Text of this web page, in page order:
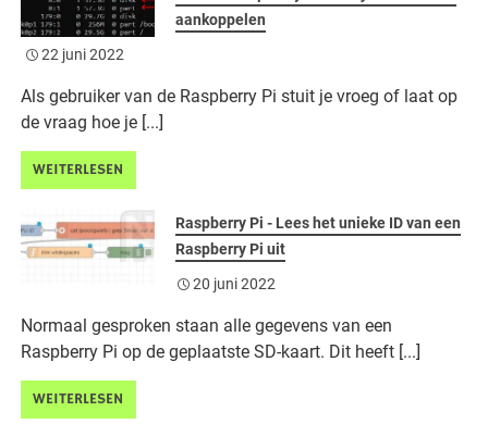
aankoppelen
22 juni 2022
Als gebruiker van de Raspberry Pi stuit je vroeg of laat op
de vraag hoe je [...]
WEITERLESEN
Raspberry Pi - Lees het unieke ID van een
Raspberry Pi uit
20 juni 2022
Normaal gesproken staan alle gegevens van een
Raspberry Pi op de geplaatste SD-kaart. Dit heeft [...]
WEITERLESEN